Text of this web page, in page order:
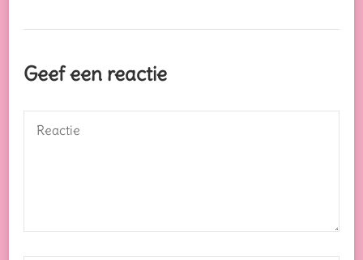
Geef een reactie